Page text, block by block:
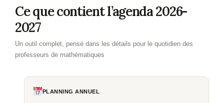
Ce que contient l’agenda 2026-
2027
Un outil complet, pensé dans les détails pour le quotidien des
professeurs de mathématiques
PLANNING ANNUEL